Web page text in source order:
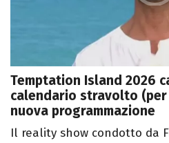
Temptation Island 2026
calendario stravolto
nuova programmazione
Il reality show condotto da